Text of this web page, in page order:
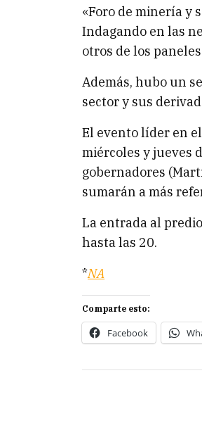
«Foro de minería y
Indagando en las
otros de los
Además, hubo un
sector y sus
El evento líder en
miércoles y jueves
gobernadores
sumarán a más
La entrada al
hasta las 20.
*NA
Comparte esto:
Facebook